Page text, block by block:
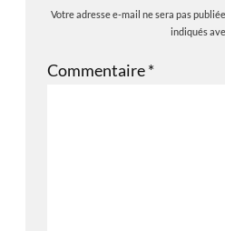
Votre adresse e-mail ne sera pas publiée.
indiqués
Commentaire*